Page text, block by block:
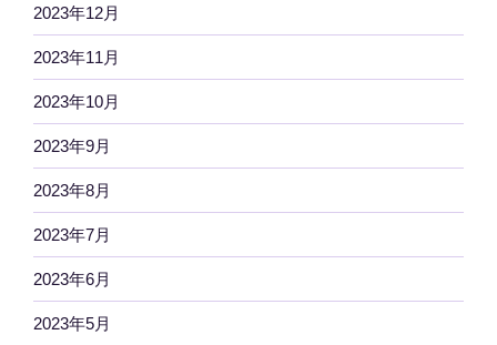
2023年12月
2023年11月
2023年10月
2023年9月
2023年8月
2023年7月
2023年6月
2023年5月